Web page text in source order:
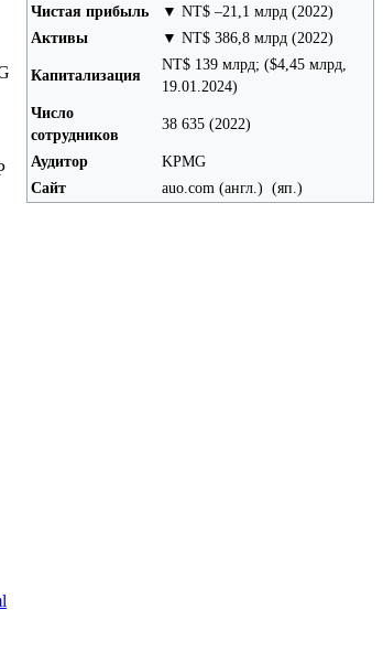
Чистая прибыль
▼ NT$ –21,1 млрд (2022)
Активы
▼ NT$ 386,8 млрд (2022)
Капитализация
NT$ 139 млрд; ($4,45 млрд,
19.01.2024)
Число
сотрудников
38 635 (2022)
Аудитор
KPMG
Сайт
auo.com (англ.) ​ (яп.)